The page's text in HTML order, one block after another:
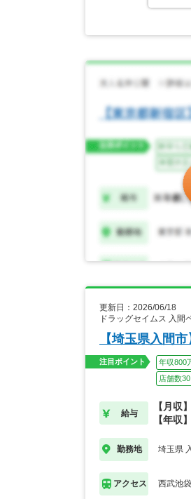
更新日：2026/06/18
ドラッグセイムス 入
【埼玉県入間
注目ポイント 年収800
店舗数
給与
【月収
【年収
勤務地 埼玉県
アクセス 西武池